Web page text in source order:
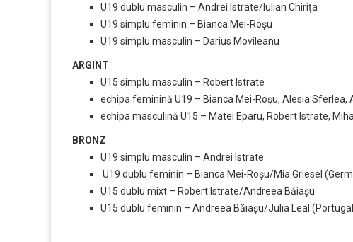
U19 dublu masculin – Andrei Istrate/Iulian Chirița
U19 simplu feminin – Bianca Mei-Roșu
U19 simplu masculin – Darius Movileanu
ARGINT
U15 simplu masculin – Robert Istrate
echipa feminină U19 – Bianca Mei-Roșu, Alesia Sferlea,
echipa masculină U15 – Matei Eparu, Robert Istrate,
BRONZ
U19 simplu masculin – Andrei Istrate
U19 dublu feminin – Bianca Mei-Roșu/Mia Griesel
U15 dublu mixt – Robert Istrate/Andreea Băiașu
U15 dublu feminin – Andreea Băiașu/Julia Leal